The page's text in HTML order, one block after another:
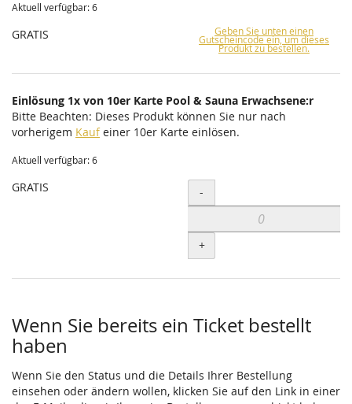
Aktuell verfügbar: 6
GRATIS Geben Sie unten einen
Gutscheincode ein, um dieses
Produkt zu bestellen.
Einlösung 1x von 10er Karte Pool & Sauna Erwachsene:r
Bitte Beachten: Dieses Produkt können Sie nur nach
vorherigem Kaufeiner 10er Karte einlösen.
Aktuell verfügbar: 6
GRATIS Menge
-
+
Wenn Sie bereits ein Ticket bestellt
haben
Wenn Sie den Status und die Details Ihrer Bestellung
einsehen oder ändern wollen, klicken Sie auf den Link in einer